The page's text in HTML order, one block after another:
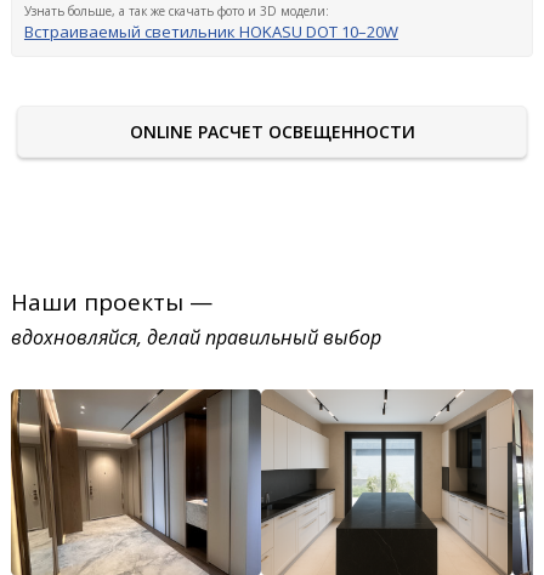
Узнать больше, а так же скачать фото и 3D модели:
Встраиваемый светильник HOKASU DOT 10–20W
ONLINE РАСЧЕТ ОСВЕЩЕННОСТИ
Наши проекты —
вдохновляйся, делай правильный выбор